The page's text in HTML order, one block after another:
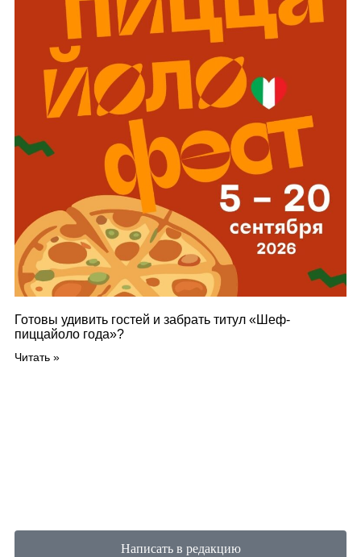
Готовы удивить гостей и забрать титул «Шеф-
пиццайоло года»?
Читать »
Написать в редакцию